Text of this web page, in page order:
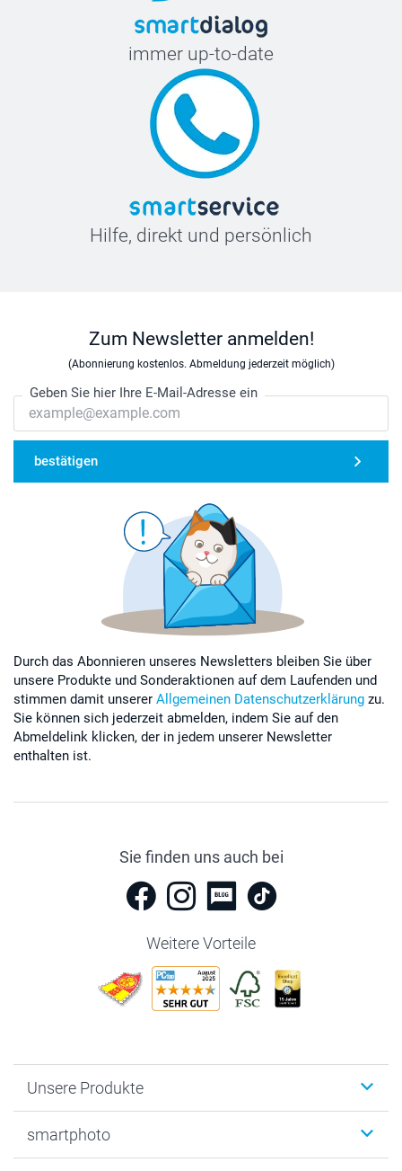
immer up-to-date
Hilfe, direkt und persönlich
Zum Newsletter anmelden!
(Abonnierung kostenlos. Abmeldung jederzeit möglich)
Geben Sie hier Ihre E-Mail-Adresse ein
bestätigen
Durch das Abonnieren unseres Newsletters bleiben Sie über
unsere Produkte und Sonderaktionen auf dem Laufenden und
stimmen damit unserer Allgemeinen Datenschutzerklärung zu.
Sie können sich jederzeit abmelden, indem Sie auf den
Abmeldelink klicken, der in jedem unserer Newsletter
enthalten ist.
Sie finden uns auch bei
Weitere Vorteile
Unsere Produkte
Fotogeschenke
smartphoto